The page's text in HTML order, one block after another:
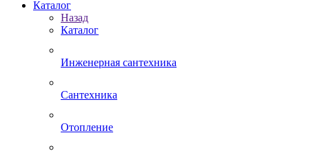
Каталог
Назад
Каталог
Инженерная сантехника
Сантехника
Отопление